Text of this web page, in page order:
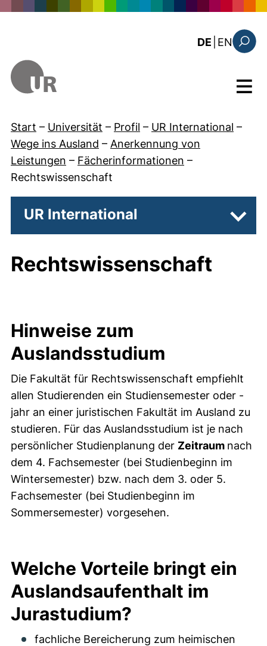
DE EN: the
Menü
Start – Universität – Profil – UR International –
Wege ins Ausland – Anerkennung von
Leistungen – Fächerinformationen –
Rechtswissenschaft
UR International
Rechtswissenschaft
Hinweise zum
Auslandsstudium
Die Fakultät für Rechtswissenschaft empfiehlt
allen Studierenden ein Studiensemester oder -
jahr an einer juristischen Fakultät im Ausland zu
studieren. Für das Auslandsstudium ist je nach
persönlicher Studienplanung der Zeitraum nach
dem 4. Fachsemester (bei Studienbeginn im
Wintersemester) bzw. nach dem 3. oder 5.
Fachsemester (bei Studienbeginn im
Sommersemester) vorgesehen.
Welche Vorteile bringt ein
Auslandsaufenthalt im
Jurastudium?
fachliche Bereicherung zum heimischen